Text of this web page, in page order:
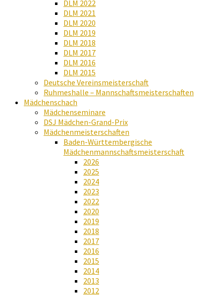
DLM 2022
DLM 2021
DLM 2020
DLM 2019
DLM 2018
DLM 2017
DLM 2016
DLM 2015
Deutsche Vereinsmeisterschaft
Ruhmeshalle – Mannschaftsmeisterschaften
Mädchenschach
Mädchenseminare
DSJ Mädchen-Grand-Prix
Mädchenmeisterschaften
Baden-Württembergische
Mädchenmannschaftsmeisterschaft
2026
2025
2024
2023
2022
2020
2019
2018
2017
2016
2015
2014
2013
2012